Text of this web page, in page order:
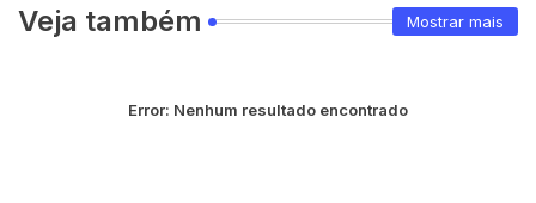
Veja também Mostrar mais
Error: Nenhum resultado encontrado